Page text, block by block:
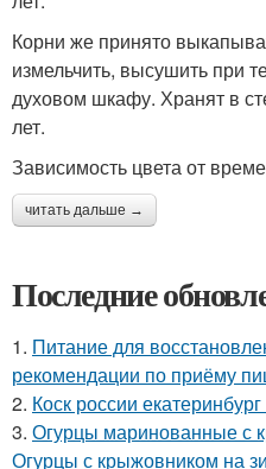
Корни же принято
измельчить, высушить при
духовом шкафу. Хранят в
лет.
Зависимость цвета от
читать дальше →
Последние
1. Питание для
рекомендации по приёму
2. Коск россии
3. Огурцы маринованные с
Огурцы с крыжовником на